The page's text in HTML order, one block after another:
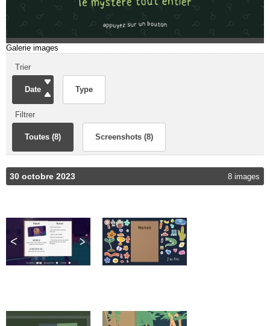
Galerie images
Trier
Date Type
Filtrer
Toutes (8) Screenshots (8)
30 octobre 2023 8 images